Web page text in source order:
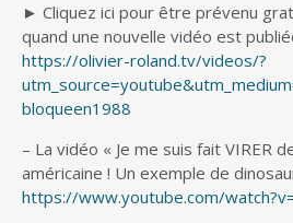
► Cliquez ici pour être prévenu
quand une nouvelle vidéo est
https://olivier-roland.tv/videos/?
bloqueen1988
– La vidéo « Je me suis fait VIRER
américaine ! Un exemple de
https://www.youtube.com/